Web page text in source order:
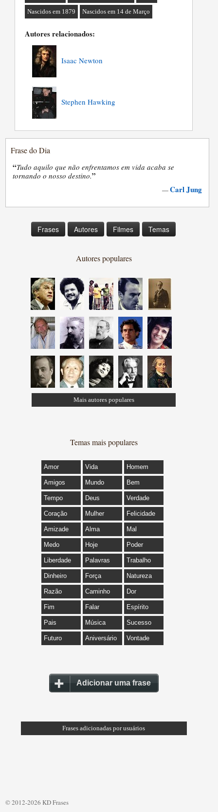
Nascidos em 1879 Nascidos em 14 de Março
Autores relacionados:
Isaac Newton
Stephen Hawking
Frase do Dia
“Tudo aquilo que não enfrentamos em vida acaba se
tornando o nosso destino.”
—Carl Jung
Frases Autores Filmes Temas
Autores populares
Mais autores populares
Temas mais populares
Amor Vida Homem
Amigos Mundo Bem
Tempo Deus Verdade
Coração Mulher Felicidade
Amizade Alma Mal
Medo Hoje Poder
Liberdade Palavras Trabalho
Dinheiro Força Natureza
Razão Caminho Dor
Fim Falar Espírito
Pais Música Sucesso
Futuro Aniversário Vontade
Adicionar uma frase
Frases adicionadas por usuários
© 2012-2026 KD Frases